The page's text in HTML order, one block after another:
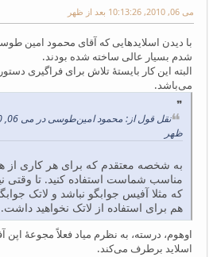
می 06, 2010, 10:13:26 بعد از ظهر
با دیدن اسلایدهایی که آقای محمود امین
شدم بسیار عالی ساخته شده بودند.
البته این کار بایستهٔ تلاش برای فراگیری
می‌باشد.
ظهر
به شخصه معتقدم که برای هر کاری از
مناسب شماست استفاده کنید. تا وقتی
که مثلا آفیس جوابگو نباشد و لاتک
هم برای استفاده از لاتک نخواهید داشت.
اوهوم، درسته، به نظرم میاد فعلاً مجوعهٔ
اسلاید برطرف می‌کند.